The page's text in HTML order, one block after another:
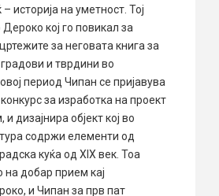
историја на уметност. Тој
кој го повикал за
за неговата книга за
и тврдини во
период Чипан се пријавува
за изработка на проект
дизајнира објект кој во
содржи елементи од
куќа од XIX век. Тоа
добар прием кај
и Чипан за прв пат